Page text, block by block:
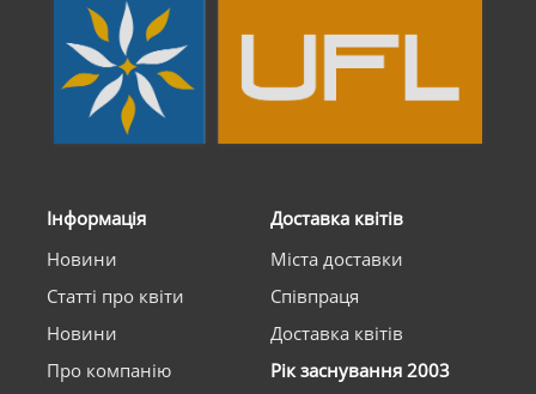
Інформація
Новини
Статті про квіти
Новини
Про компанію
Доставка квітів
Міста доставки
Співпраця
Доставка квітів
Рік заснування 2003